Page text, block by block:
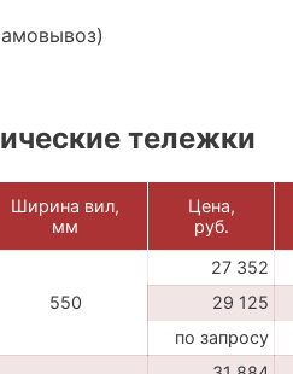
тележки
Ширина вил,
мм
Цена,
руб.
550
27 352
29 125
по запросу